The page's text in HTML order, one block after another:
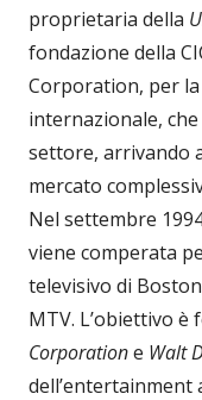
proprietaria della
fondazione della
Corporation, per
internazionale,
settore, arrivando
mercato
Nel settembre
viene comperata
televisivo di
MTV. L’obiettivo è
Corporatione Walt
dell’entertainment